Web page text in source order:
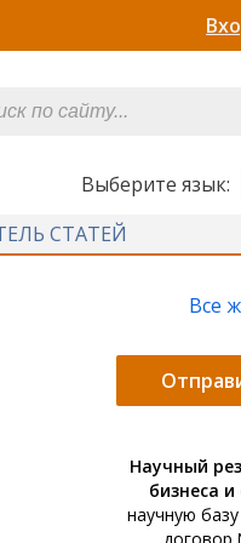
Выберите язык:
СТАТЕЙ
Все
Научный
бизнеса и
научную